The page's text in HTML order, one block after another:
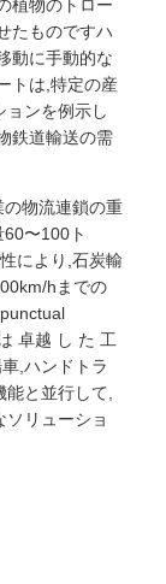
植物のトロー
たものですハ
動に手動的な
トは,特定の産
ョンを例示し
鉄道輸送の需
物流連鎖の重
〜100ト
により,石炭輸
hまでの
卓越 し た 工
,ハンドトラ
と並行して,
リューショ